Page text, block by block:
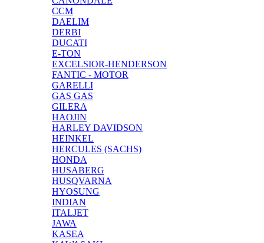
CCM
DAELIM
DERBI
DUCATI
E-TON
EXCELSIOR-HENDERSON
FANTIC - MOTOR
GARELLI
GAS GAS
GILERA
HAOJIN
HARLEY DAVIDSON
HEINKEL
HERCULES (SACHS)
HONDA
HUSABERG
HUSQVARNA
HYOSUNG
INDIAN
ITALJET
JAWA
KASEA